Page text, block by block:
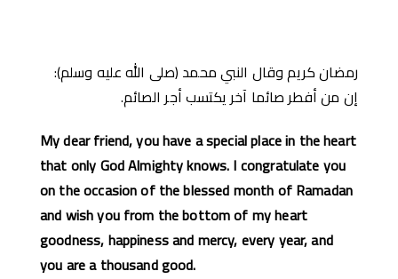
رمضان كريم وقال النبي محمد (صلى الله عليه وسلم):
إن من أفطر صائما آخر يكتسب أجر الصائم.
My dear friend, you have a special place in the heart
that only God Almighty knows. I congratulate you
on the occasion of the blessed month of Ramadan
and wish you from the bottom of my heart
goodness, happiness and mercy, every year, and
you are a thousand good.